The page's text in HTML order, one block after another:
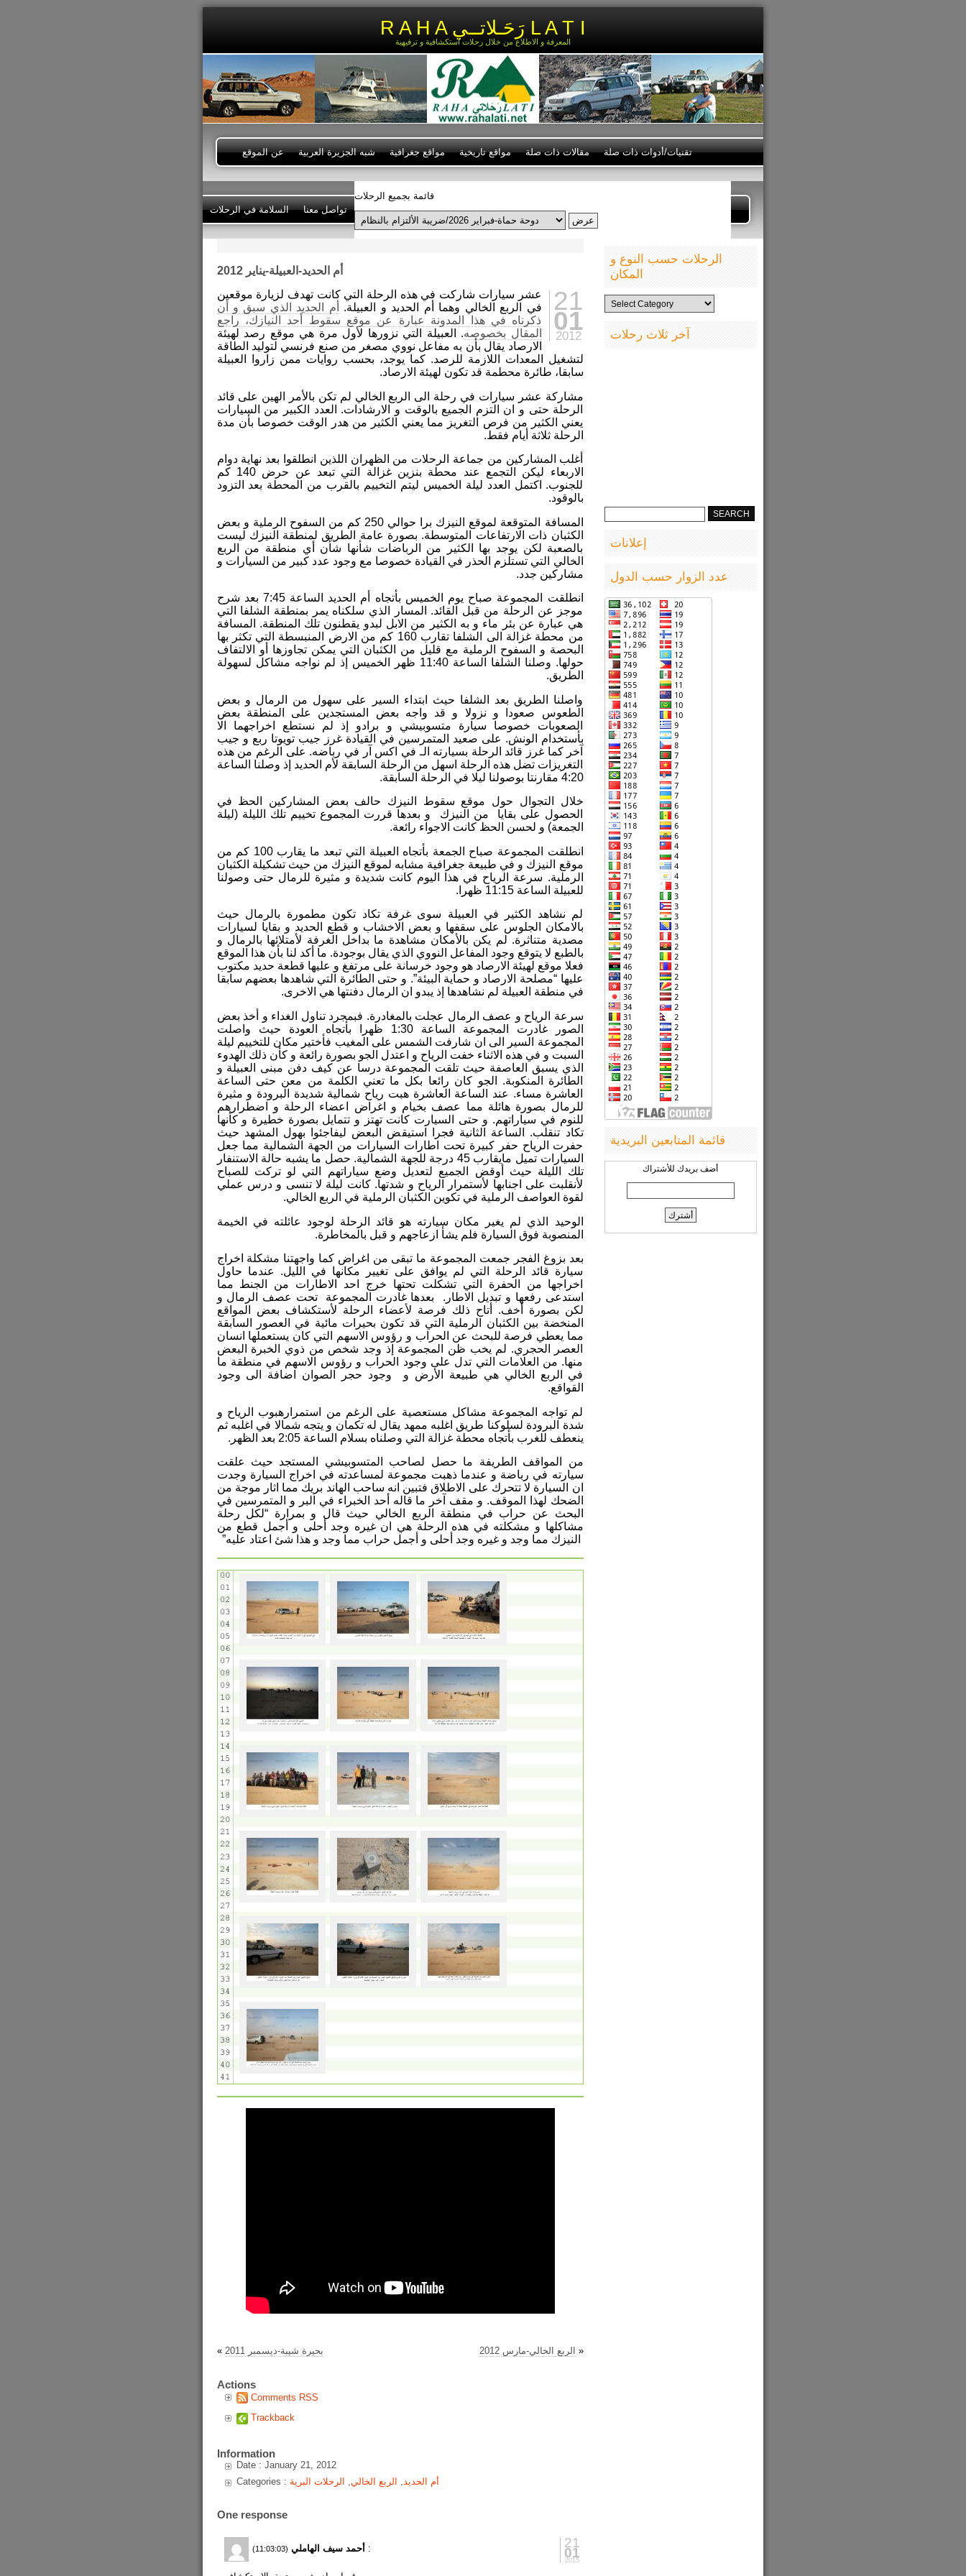
R A H A رَحَـلاتــي L A T I
المعرفة و الاطلاع من خلال رحلات استكشافية و ترفيهية
عن الموقع شبه الجزيرة العربية مواقع جغرافية مواقع تاريخية مقالات ذات صلة تقنيات/أدوات ذات صلة
السلامة في الرحلات تواصل معنا
أم الحديد-العبيلة-يناير 2012
21
01
2012
عشر سيارات شاركت في هذه الرحلة التي كانت تهدف لزيارة موقعين
في الربع الخالي وهما أم الحديد و العبيلة.
م الحديد الذي سبق و أن
ذكرناه في هذا المدونة عبارة عن موقع سقوط أحد النيازك، راجع
المقال بخصوصه. العبيلة التي نزورها لأول مرة هي موقع رصد لهيئة
الارصاد يقال بأن به مفاعل نووي مصغر من صنع فرنسي لتوليد الطاقة
لتشغيل المعدات اللازمة للرصد. كما يوجد، بحسب روايات ممن زاروا العبيلة
سابقا، طائرة محطمة قد تكون لهيئة الارصاد.
مشاركة عشر سيارات في رحلة الى الربع الخالي لم تكن بالأمر الهين على قائد
الرحلة حتى و ان التزم الجميع بالوقت و الارشادات. العدد الكبير من السيارات
يعني الكثير من فرص التغريز مما يعني الكثير من هدر الوقت خصوصا بأن مدة
الرحلة ثلاثة أيام فقط.
أغلب المشاركين من جماعة الرحلات من الظهران اللذين انطلقوا بعد نهاية دوام
الاربعاء ليكن التجمع عند محطة بنزين غزالة التي تبعد عن حرض 140 كم
للجنوب. اكتمل العدد ليلة الخميس ليتم التخييم بالقرب من المحطة بعد التزود
بالوقود.
المسافة المتوقعة لموقع النيزك برا حوالي 250 كم من السفوح الرملية و بعض
الكثبان ذات الارتفاعات المتوسطة. بصورة عامة الطريق لمنطقة النيزك ليست
بالصعبة لكن يوجد بها الكثير من الرباضات شأنها شأن أي منطقة من الربع
الخالي التي تستلزم الحذر في القيادة خصوصا مع وجود عدد كبير من السيارات و
مشاركين جدد.
انطلقت المجموعة صباح يوم الخميس بأتجاه أم الحديد الساعة 7:45 بعد شرح
موجز عن الرحلة من قبل القائد. المسار الذي سلكناه يمر بمنطقة الشلفا التي
هي عبارة عن بئر ماء و به الكثير من الابل لبدو يقطنون تلك المنطقة. المسافة
من محطة غزالة الى الشلفا تقارب 160 كم من الارض المنبسطة التي تكثر بها
البحصة و السفوح الرملية مع قليل من الكثبان التي يمكن تجاوزها أو الالتفاف
حولها. وصلنا الشلفا الساعة 11:40 ظهر الخميس إذ لم نواجه مشاكل لسهولة
الطريق.
واصلنا الطريق بعد الشلفا حيث ابتداء السير على سهول من الرمال و بعض
الطعوس صعودا و نزولا و قد واجه بعض المستجدين على المنطقة بعض
الصعوبات خصوصا سيارة متسوبيشي و برادو إذ لم نستطع اخراجهما الا
بأستخدام الونش. على صعيد المتمرسين في القيادة غرز جيب تويوتا ربع و جيب
آخر كما غرز قائد الرحلة بسيارته الـ في اكس آر في رباضه. على الرغم من هذه
التغريزات تضل هذه الرحلة اسهل من الرحلة السابقة لأم الحديد إذ وصلنا الساعة
4:20 مقارنتا بوصولنا ليلا في الرحلة السابقة.
خلال التجوال حول موقع سقوط النيزك حالف بعض المشاركين الحظ في
الحصول على بقايا من النيزك و بعدها قررت المجموع تخييم تلك الليلة (ليلة
الجمعة) و لحسن الحظ كانت الاجواء رائعة.
انطلقت المجموعة صباح الجمعة بأتجاه العبيلة التي تبعد ما يقارب 100 كم من
موقع النيزك و في طبيعة جغرافية مشابه لموقع النيزك من حيث تشكيلة الكثبان
الرملية. سرعة الرياح في هذا اليوم كانت شديدة و مثيرة للرمال حتى وصولنا
للعبيلة الساعة 11:15 ظهرا.
لم نشاهد الكثير في العبيلة سوى غرفة تكاد تكون مطمورة بالرمال حيث
بالامكان الجلوس على سقفها و بعض الاخشاب و قطع الحديد و بقايا لسيارات
مصدية متناثرة. لم يكن بالأمكان مشاهدة ما بداخل الغرفة لأمتلائها بالرمال و
بالطبع لا يتوقع وجود المفاعل النووي الذي يقال بوجودة. ما أكد لنا بأن هذا الموقع
فعلا موقع لهيئة الارصاد هو وجود خرسانة على مرتفغ و عليها قطعة حديد مكتوب
عليها “مصلحة الارصاد و حماية البيئة”. و حتى الطائرة التي شاهدها بعضهم سابقا
في منطقة العبيلة لم نشاهدها إذ يبدو ان الرمال دفنتها هي الاخرى.
سرعة الرياح و عصف الرمال عجلت بالمغادرة. فبمجرد تناول الغداء و أخذ بعض
الصور غادرت المجموعة الساعة 1:30 ظهرا بأتجاه العودة حيث واصلت
المجموعة السير الى ان شارفت الشمس على المغيب فأختير مكان للتخييم ليلة
السبت و في هذه الاثناء خفت الرياح و اعتدل الجو بصورة رائعة و كأن ذلك الهدوء
الذي يسبق العاصفة حيث تلقت المجموعة درسا عن كيف دفن مبنى العبيلة و
الطائرة المنكوبة. الجو كان رائعا بكل ما تعني الكلمة من معن حتى الساعة
العاشرة مساء. عند الساعة العاشرة هبت رياح شمالية شديدة البرودة و مثيرة
للرمال بصورة هائلة مما عصف بخيام و اغراض اعضاء الرحلة و اضطرارهم
للنوم في سياراتهم. و حتى السيارت كانت تهتز و تتمايل بصورة خطيرة و كأنها
تكاد تنقلب. الساعة الثانية فجرا استيقض البعض ليفاجئوا بهول المشهد حيث
حفرت الرياح حفر كبيرة تحت اطارات السيارات من الجهة الشمالية مما جعل
السيارات تميل مايقارب 45 درجة للجهة الشمالية. حصل ما يشبه حالة الاستنفار
تلك الليلة حيث أوقض الجميع لتعديل وضع سياراتهم التي لو تركت للصباح
لأنقلبت على اجنابها لأستمرار الرياح و شدتها. كانت ليلة لا تنسى و درس عملي
لقوة العواصف الرملية في تكوين الكثبان الرملية في الربع الخالي.
الوحيد الذي لم يغير مكان سيارته هو قائد الرحلة لوجود عائلته في الخيمة
المنصوبة فوق السيارة فلم يشأ ازعاجهم و قبل بالمخاطرة.
بعد بزوغ الفجر جمعت المجموعة ما تبقى من اغراض كما واجهتنا مشكلة اخراج
سيارة قائد الرحلة التي لم يوافق على تغيير مكانها في الليل. عندما حاول
اخراجها من الحفرة التي تشكلت تحتها خرج احد الاطارات من الجنط مما
استدعى رفعها و تبديل الاطار. بعدها غادرت المجموعة تحت عصف الرمال و
لكن بصورة أخف. أتاح ذلك فرصة لأعضاء الرحلة لأستكشاف بعض المواقع
المنخضة بين الكثبان الرملية التي قد تكون بحيرات مائية في العصور السابقة
مما يعطي فرصة للبحث عن الحراب و رؤوس الاسهم التي كان يستعملها انسان
العصر الحجري. لم يخب ظن المجموعة إذ وجد شخص من ذوي الخبرة البعض
منها. من العلامات التي تدل على وجود الحراب و رؤوس الاسهم في منطقة ما
في الربع الخالي هي طبيعة الأرض و وجود حجر الصوان اضافة الى وجود
القواقع.
لم تواجه المجموعة مشاكل مستعصية على الرغم من استمرارهبوب الرياح و
شدة البرودة لسلوكنا طريق اغلبه ممهد يقال له تكمان و يتجه شمالا في اغلبه ثم
ينعطف للغرب بأتجاه محطة غزالة التي وصلناه بسلام الساعة 2:05 بعد الظهر.
من المواقف الطريفة ما حصل لصاحب المتسوبيشي المستجد حيث علقت
سيارته في رباضة و عندما ذهبت مجموعة لمساعدته في اخراج السيارة وجدت
ان السيارة لا تتحرك على الاطلاق فتبين انه ساحب الهاند بريك مما اثار موجة من
الضحك لهذا الموقف. و مقف آخر ما قاله أحد الخبراء في البر و المتمرسين في
البحث عن حراب في منطقة الربع الخالي حيث قال و بمرارة “لكل رحلة
مشاكلها و مشكلته في هذه الرحلة هي ان غيره وجد أحلى و أجمل قطع من
النيزك مما وجد و غيره وجد أحلى و أجمل حراب مما وجد و هذا شئ اعتاد عليه”
« بحيرة شيبة-ديسمبر 2011 الربع الخالي-مارس 2012 »
Actions
Comments RSS
Trackback
Information
Date : January 21, 2012
Categories :
أم الحديد الربع الخالي الرحلات البرية
One response
21
01
2015
أحمد سيف الهاملي (11:03:03) :
الرحلات حسب النوع و
المكان
حسب
المكان
آخر ثلاث رحلات
إعلانات
عدد الزوار حسب الدول
قائمة المتابعين البريدية
أضف بريدك للأشتراك
قائمة بجميع الرحلات